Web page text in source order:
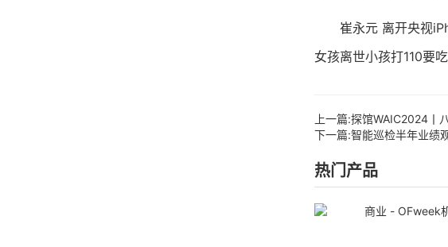
崔永元 离开央视
女孩离世小孩打110要
上一篇:探馆WAIC2024丨
下一篇:智能巡检半年业绩
热门产品